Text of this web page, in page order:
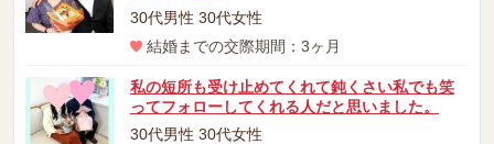
30代男性 30代女性
結婚までの交際期間：3ヶ月
私の短所も受け止めてくれて鈍くさい私でも笑
ってフォローしてくれる人だと思いました。
30代男性 30代女性